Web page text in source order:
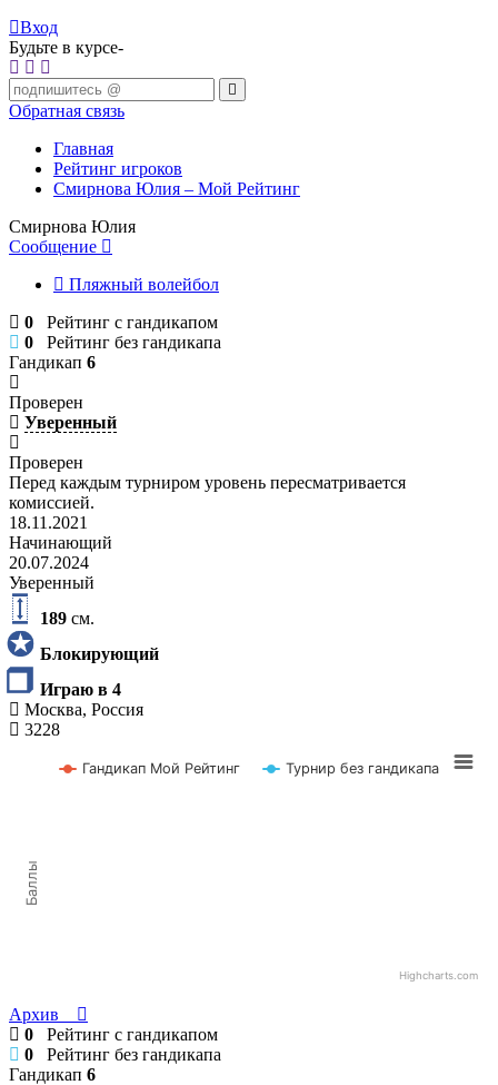
Вход
Будьте в курсе-
Обратная связь
Главная
Рейтинг игроков
Смирнова Юлия – Мой Рейтинг
Смирнова Юлия
Сообщение
Пляжный волейбол
0 Рейтинг с гандикапом
0 Рейтинг без гандикапа
Гандикап 6
Проверен
Уверенный
Проверен
Перед каждым турниром уровень пересматривается
комиссией.
18.11.2021
Начинающий
20.07.2024
Уверенный
189 см.
Блокирующий
Играю в 4
Москва, Россия
3228
Баллы
Гандикап Мой Рейтинг Турнир без гандикапа
Highcharts.com
Архив
0 Рейтинг с гандикапом
0 Рейтинг без гандикапа
Гандикап 6